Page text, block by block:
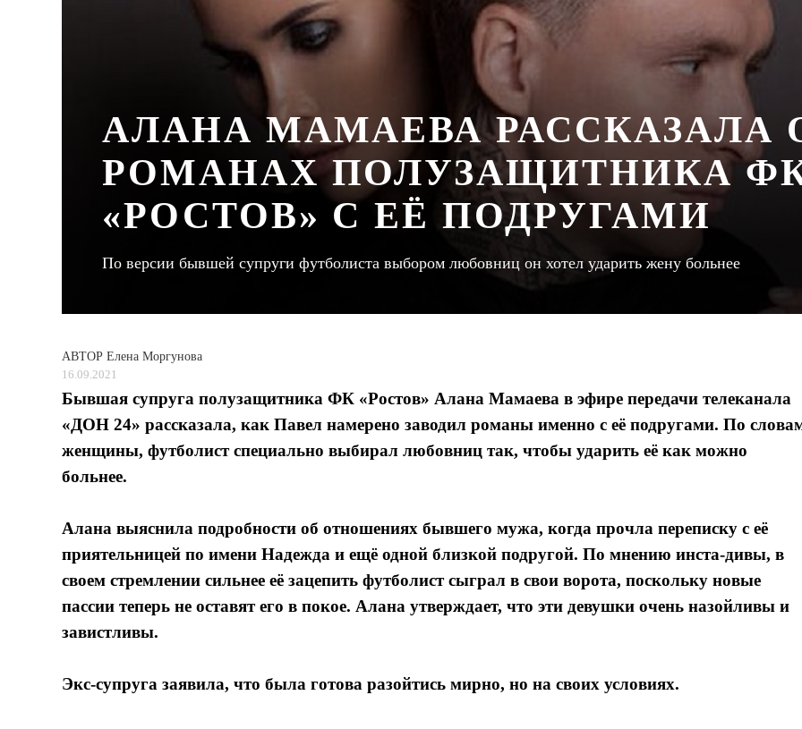
АЛАНА МАМАЕВА РАССКАЗАЛА
РОМАНАХ ПОЛУЗАЩИТНИКА
«РОСТОВ» С ЕЁ ПОДРУГАМИ
По версии бывшей супруги футболиста выбором любовниц он хотел ударить жену больнее
АВТОР Елена Моргунова
16.09.2021
Бывшая супруга полузащитника ФК «Ростов» Алана Мамаева в эфире передачи телеканала
«ДОН 24» рассказала, как Павел намерено заводил романы именно с её подругами. По
женщины, футболист специально выбирал любовниц так, чтобы ударить её как можно
больнее.
Алана выяснила подробности об отношениях бывшего мужа, когда прочла переписку с её
приятельницей по имени Надежда и ещё одной близкой подругой. По мнению инста-дивы, в
своем стремлении сильнее её зацепить футболист сыграл в свои ворота, поскольку новые
пассии теперь не оставят его в покое. Алана утверждает, что эти девушки очень назойливы и
завистливы.
Экс-супруга заявила, что была готова разойтись мирно, но на своих условиях.